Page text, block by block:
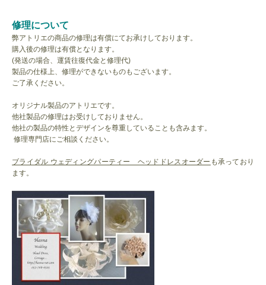
修理について
弊アトリエの商品の修理は有償にてお承けしております。
購入後の修理は有償となります。
(発送の場合、運賃往復代金と修理代)
製品の仕様上、修理ができないものもございます。
ご了承ください。
オリジナル製品のアトリエです。
他社製品の修理はお受けしておりません。
他社の製品の特性とデザインを尊重していることも含みます。
修理専門店にご相談ください。
ブライダル ウェディングパーティー ヘッドドレスオーダー も承っており
ます。